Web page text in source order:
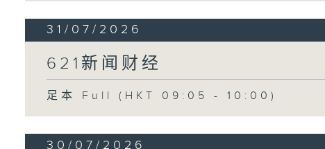
31/07/2026
621新闻财经
足本 Full (HKT 09:05 - 10:00)
30/07/2026